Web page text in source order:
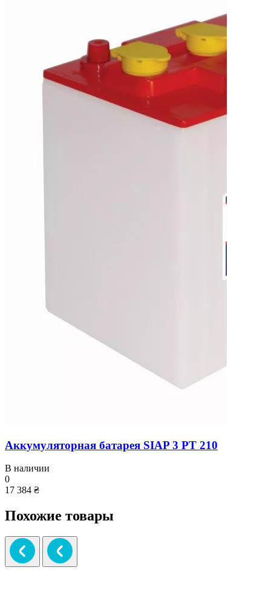
Аккумуляторная батарея SIAP 3 PT 210
В наличии
0
17 384 ₴
Похожие товары